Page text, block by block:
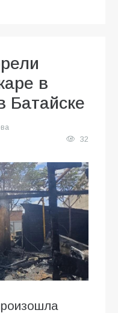
в
Батайске
32